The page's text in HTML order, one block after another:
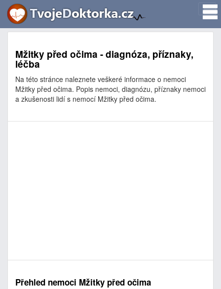
Mžitky před očima - diagnóza, příznaky,
léčba
Na této stránce naleznete veškeré informace o nemoci
Mžitky před očima. Popis nemoci, diagnózu, příznaky nemoci
a zkušenosti lidí s nemocí Mžitky před očima.
Přehled nemoci Mžitky před očima